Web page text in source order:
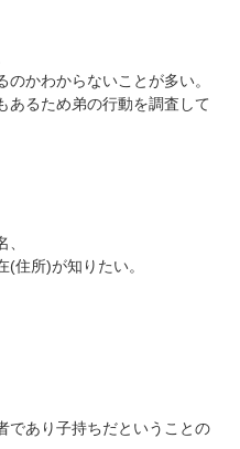
かわからないことが多い。
あるため弟の行動を調査して
住所)が知りたい。
であり子持ちだということの